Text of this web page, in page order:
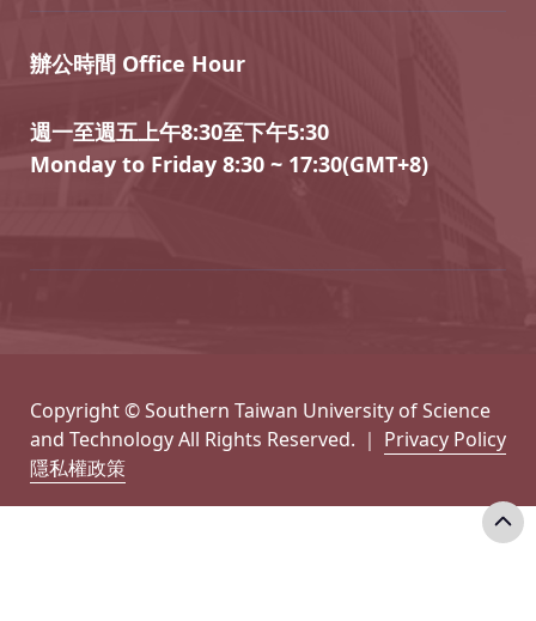
辦公時間 Office Hour
週一至週五上午8:30至下午5:30
Monday to Friday 8:30 ~ 17:30(GMT+8)
Copyright © Southern Taiwan University of Science
and Technology All Rights Reserved. ｜ Privacy Policy
隱私權政策